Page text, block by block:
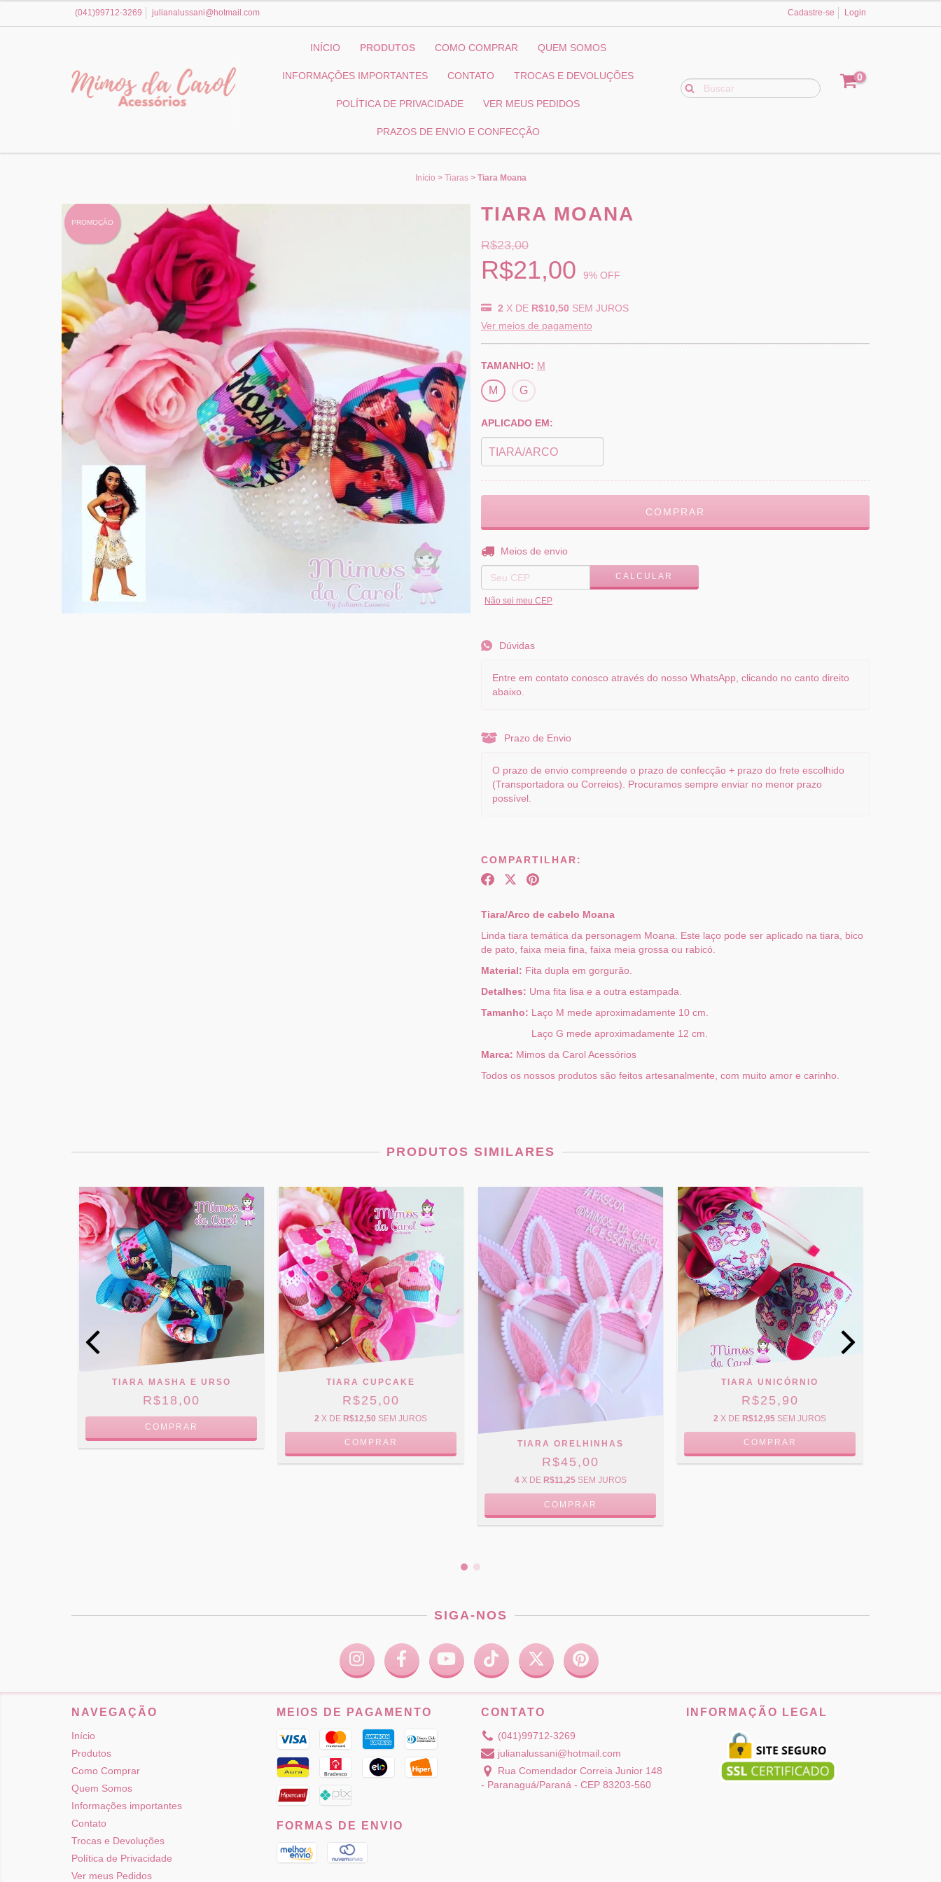
(041)99712-3269 julianalussani@hotmail.com Cadastre-se Login
INÍCIO PRODUTOS COMO COMPRAR QUEM SOMOS
INFORMAÇÕES IMPORTANTES CONTATO TROCAS E DEVOLUÇÕES
POLÍTICA DE PRIVACIDADE VER MEUS PEDIDOS
PRAZOS DE ENVIO E CONFECÇÃO
0
Início > Tiaras > Tiara Moana
PROMOÇÃO TIARA MOANA
R$23,00
R$21,00 9% OFF
2 X DE R$10,50 SEM JUROS
Ver meios de pagamento
TAMANHO: M
M G
APLICADO EM:
Entregas para o CEP:
Meios de envio
CALCULAR
Não sei meu CEP
Dúvidas
Entre em contato conosco através do nosso WhatsApp, clicando no canto direito
abaixo.
Prazo de Envio
O prazo de envio compreende o prazo de confecção + prazo do frete escolhido
(Transportadora ou Correios). Procuramos sempre enviar no menor prazo
possível.
COMPARTILHAR:
Tiara/Arco de cabelo Moana
Linda tiara temática da personagem Moana. Este laço pode ser aplicado na tiara, bico
de pato, faixa meia fina, faixa meia grossa ou rabicó.
Material: Fita dupla em gorgurão.
Detalhes: Uma fita lisa e a outra estampada.
Tamanho: Laço M mede aproximadamente 10 cm.
Laço G mede aproximadamente 12 cm.
Marca: Mimos da Carol Acessórios
Todos os nossos produtos são feitos artesanalmente, com muito amor e carinho.
PRODUTOS SIMILARES
TIARA MASHA E URSO
R$18,00
COMPRAR
TIARA CUPCAKE
R$25,00
2 X DE R$12,50 SEM JUROS
COMPRAR TIARA ORELHINHAS
R$45,00
4 X DE R$11,25 SEM JUROS
TIARA UNICÓRNIO
R$25,90
2 X DE R$12,95 SEM JUROS
COMPRAR
SIGA-NOS
NAVEGAÇÃO
Início
Produtos
Como Comprar
Quem Somos
Informações importantes
Contato
Trocas e Devoluções
Política de Privacidade
Ver meus Pedidos
MEIOS DE PAGAMENTO
FORMAS DE ENVIO
CONTATO
(041)99712-3269
julianalussani@hotmail.com
Rua Comendador Correia Junior 148
- Paranaguá/Paraná - CEP 83203-560
INFORMAÇÃO LEGAL